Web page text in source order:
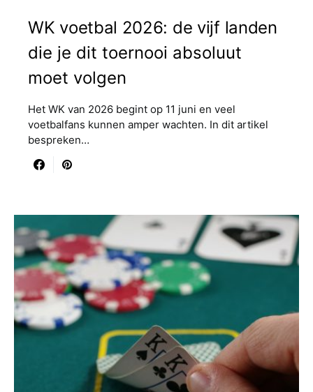
WK voetbal 2026: de vijf landen
die je dit toernooi absoluut
moet volgen
Het WK van 2026 begint op 11 juni en veel
voetbalfans kunnen amper wachten. In dit artikel
bespreken…